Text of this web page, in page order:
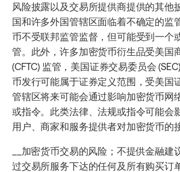
风险披露以及交易所提供商提供的其他
国和许多外国管辖区面临着不确定的监
币不受联邦监管监督，但可能受到一个
管。此外，许多加密货币衍生品受美国
(CFTC) 监管，美国证券交易委员会
币发行可能属于证券定义范围，受美国
管辖区将来可能会通过影响加密货币网
或指令。此类法律、法规或指令可能会
用户、商家和服务提供者对加密货币的
__加密货币交易的风险；不提供金融建
过交易所服务下达的任何及所有购买订